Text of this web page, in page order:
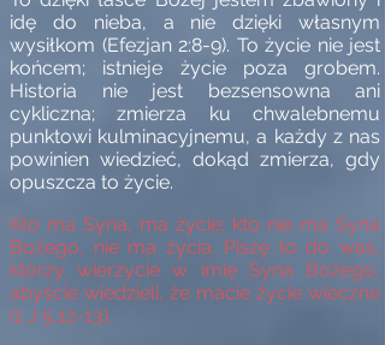
idę do nieba, a nie dzięki własnym
wysiłkom (Efezjan 2:8-9). To życie nie jest
końcem; istnieje życie poza grobem.
Historia nie jest bezsensowna ani
cykliczna; zmierza ku chwalebnemu
punktowi kulminacyjnemu, a każdy z nas
powinien wiedzieć, dokąd zmierza, gdy
opuszcza to życie.
Kto ma Syna, ma życie; kto nie ma Syna
Bożego, nie ma życia. Piszę to do was,
którzy wierzycie w imię Syna Bożego,
abyście wiedzieli, że macie życie wieczne
(1 J 5,12-13).